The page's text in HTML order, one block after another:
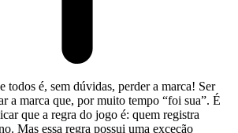
todos é, sem dúvidas, perder a marca! Ser
a marca que, por muito tempo “foi sua”. É
que a regra do jogo é: quem registra
Mas essa regra possui uma exceção